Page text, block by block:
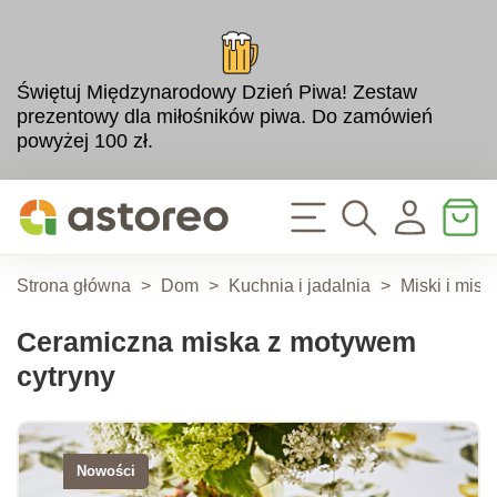
Świętuj Międzynarodowy Dzień Piwa! Zestaw
prezentowy dla miłośników piwa. Do zamówień
powyżej 100 zł.
Strona główna > Dom > Kuchnia i jadalnia > Miski i
Ceramiczna miska z motywem
cytryny
Nowości